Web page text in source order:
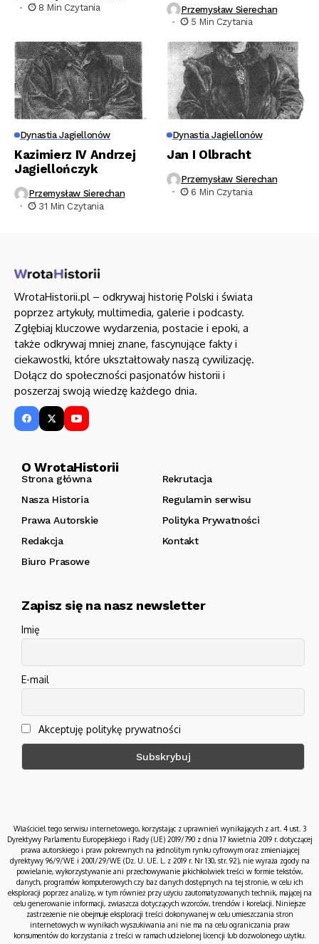
8 Min Czytania
Przemysław Sierechan
5 Min Czytania
Dynastia Jagiellonów
Kazimierz IV Andrzej
Jagiellończyk
Przemysław Sierechan
31 Min Czytania
Dynastia Jagiellonów
Jan I Olbracht
Przemysław Sierechan
6 Min Czytania
WrotaHistorii.pl – odkrywaj historię Polski i świata
poprzez artykuły, multimedia, galerie i podcasty.
Zgłębiaj kluczowe wydarzenia, postacie i epoki, a
także odkrywaj mniej znane, fascynujące fakty i
ciekawostki, które ukształtowały naszą cywilizację.
Dołącz do społeczności pasjonatów historii i
poszerzaj swoją wiedzę każdego dnia.
O WrotaHistorii
Strona główna
Rekrutacja
Nasza Historia
Regulamin serwisu
Prawa Autorskie
Polityka Prywatności
Redakcja
Kontakt
Biuro Prasowe
Zapisz się na nasz newsletter
Imię
E-mail
Akceptuję politykę prywatności
Właściciel tego serwisu internetowego, korzystając z uprawnień wynikających z art. 4 ust. 3
Dyrektywy Parlamentu Europejskiego i Rady (UE) 2019/790 z dnia 17 kwietnia 2019 r. dotyczącej
prawa autorskiego i praw pokrewnych na jednolitym rynku cyfrowym oraz zmieniającej
dyrektywy 96/9/WE i 2001/29/WE (Dz. U. UE. L. z 2019 r. Nr 130, str. 92), nie wyraża zgody na
powielanie, wykorzystywanie ani przechowywanie jakichkolwiek treści w formie tekstów,
danych, programów komputerowych czy baz danych dostępnych na tej stronie, w celu ich
eksploracji poprzez analizę, w tym również przy użyciu zautomatyzowanych technik, mającej na
celu generowanie informacji, zwłaszcza dotyczących wzorców, trendów i korelacji. Niniejsze
zastrzeżenie nie obejmuje eksploracji treści dokonywanej w celu umieszczania stron
internetowych w wynikach wyszukiwania ani nie ma na celu ograniczania praw
konsumentów do korzystania z treści w ramach udzielonej licencji lub dozwolonego użytku.